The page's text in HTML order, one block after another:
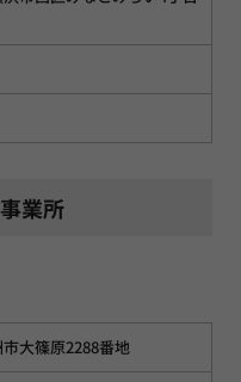
業所
大篠原2288番地